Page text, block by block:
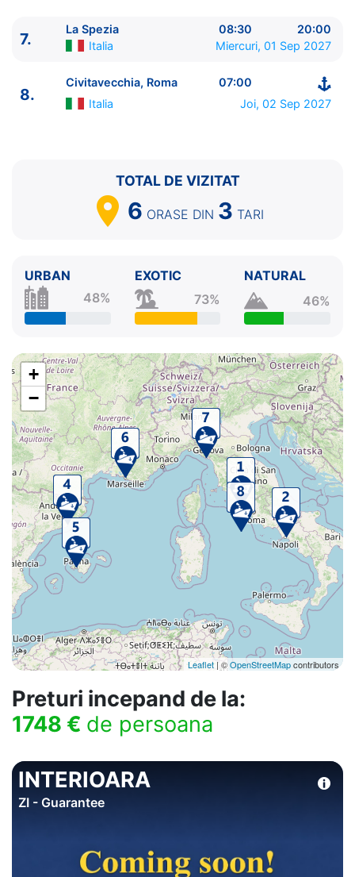
Civitavecchia, Roma
⚓ - 20:00
2.
Napoli Italia
Barcelona Spania 05:00 - 17:00
5.
Palma de Mallorca
08:00 - 16:00
7.
La Spezia 08:30
20:00
Italia
Miercuri, 01 Sep 2027
8.
Civitavecchia, Roma
07:00
Italia
Joi, 02 Sep 2027
TOTAL DE VIZITAT
6 ORASE DIN 3 TARI
URBAN
48%
EXOTIC
73%
NATURAL
46%
+
−
Leaflet | ©OpenStreetMapcontributors
Preturi incepand de la:
1748 € de persoana
INTERIOARA
ZI - Guarantee